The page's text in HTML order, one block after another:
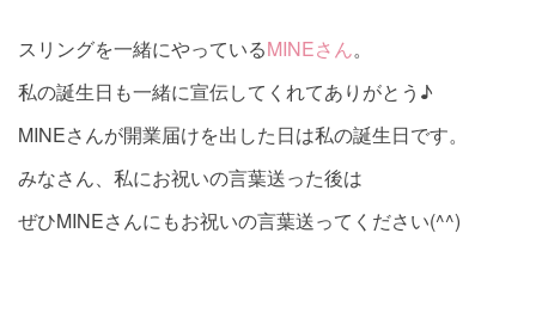
スリングを一緒にやっているMINEさん。
私の誕生日も一緒に宣伝してくれてありがとう♪
MINEさんが開業届けを出した日は私の誕生日です。
みなさん、私にお祝いの言葉送った後は
ぜひMINEさんにもお祝いの言葉送ってください(^^)